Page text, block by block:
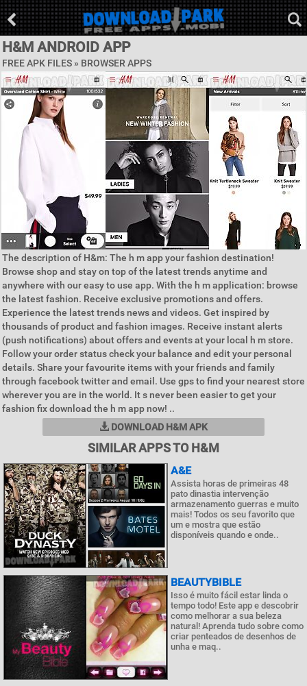
H&M ANDROID APP
FREE APK FILES » BROWSER APPS
The description of H&m: The h m app your fashion destination!
Browse shop and stay on top of the latest trends anytime and
anywhere with our easy to use app. With the h m application: browse
the latest fashion. Receive exclusive promotions and offers.
Experience the latest trends news and videos. Get inspired by
thousands of product and fashion images. Receive instant alerts
(push notifications) about offers and events at your local h m store.
Follow your order status check your balance and edit your personal
details. Share your favourite items with your friends and family
through facebook twitter and email. Use gps to find your nearest store
wherever you are in the world. It s never been easier to get your
fashion fix download the h m app now! ..
DOWNLOAD H&M APK
SIMILAR APPS TO H&M
A&E
Assista horas de primeiras 48
pato dinastia intervenção
armazenamento guerras e muito
mais! Todos os seu favorito que
um e mostra que estão
disponíveis quando e onde..
BEAUTYBIBLE
Isso é muito fácil estar linda o
tempo todo! Este app e descobrir
como melhorar a sua beleza
natural! Aprenda tudo sobre como
criar penteados de desenhos de
unha e maq..